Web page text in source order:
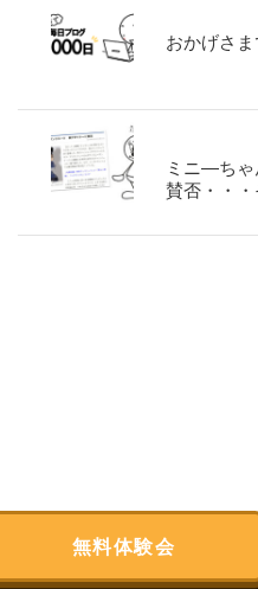
おかげさ
ミニ―ちゃ
賛否・・
無料体験会